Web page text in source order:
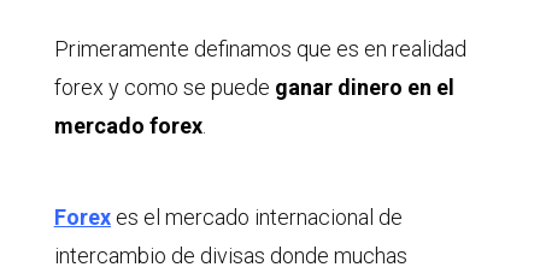
Primeramente definamos que es en realidad
forex y como se puede ganar dinero en el
mercado forex.
Forexes el mercado internacional de
intercambio de divisas donde muchas